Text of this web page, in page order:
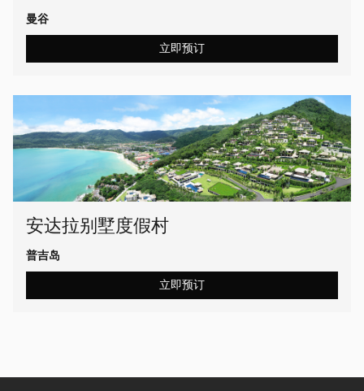
曼谷
立即预订
安达拉别墅度假村
普吉岛
立即预订